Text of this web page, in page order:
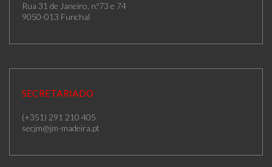
Rua 31 de Janeiro, n.º73 e 74
9050-013 Funchal
SECRETARIADO
(+351) 291 210 405
secjm@jm-madeira.pt